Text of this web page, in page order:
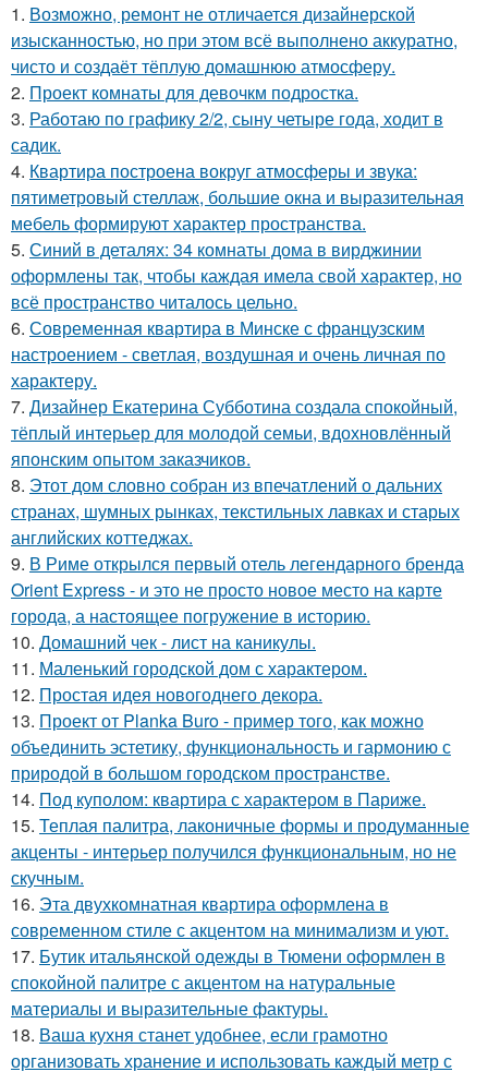
1. Возможно, ремонт не отличается дизайнерской
изысканностью, но при этом всё выполнено аккуратно,
чисто и создаёт тёплую домашнюю атмосферу.
2. Проект комнаты для девочкм подростка.
3. Работаю по графику 2/2, сыну четыре года, ходит в
садик.
4. Квартира построена вокруг атмосферы и звука:
пятиметровый стеллаж, большие окна и выразительная
мебель формируют характер пространства.
5. Синий в деталях: 34 комнаты дома в вирджинии
оформлены так, чтобы каждая имела свой характер, но
всё пространство читалось цельно.
6. Современная квартира в Минске с французским
настроением - светлая, воздушная и очень личная по
характеру.
7. Дизайнер Екатерина Субботина создала спокойный,
тёплый интерьер для молодой семьи, вдохновлённый
японским опытом заказчиков.
8. Этот дом словно собран из впечатлений о дальних
странах, шумных рынках, текстильных лавках и старых
английских коттеджах.
9. В Риме открылся первый отель легендарного бренда
Orient Express - и это не просто новое место на карте
города, а настоящее погружение в историю.
10. Домашний чек - лист на каникулы.
11. Маленький городской дом с характером.
12. Простая идея новогоднего декора.
13. Проект от Planka Buro - пример того, как можно
объединить эстетику, функциональность и гармонию с
природой в большом городском пространстве.
14. Под куполом: квартира с характером в Париже.
15. Теплая палитра, лаконичные формы и продуманные
акценты - интерьер получился функциональным, но не
скучным.
16. Эта двухкомнатная квартира оформлена в
современном стиле с акцентом на минимализм и уют.
17. Бутик итальянской одежды в Тюмени оформлен в
спокойной палитре с акцентом на натуральные
материалы и выразительные фактуры.
18. Ваша кухня станет удобнее, если грамотно
организовать хранение и использовать каждый метр с